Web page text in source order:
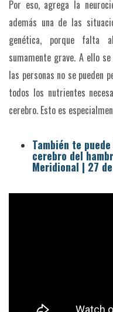
Por eso, agrega la
además una de las
genética, porque falta
sumamente grave. A ello
las personas no se pueden
todos los nutrientes
cerebro. Esto es
También te
cerebro del
Meridional | 27